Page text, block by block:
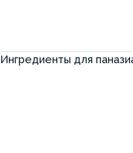
Ингредиенты для